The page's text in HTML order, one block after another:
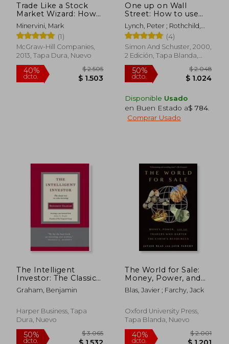
40%
dcto. $ 1.125
35%
dcto. $
50%
dcto.
15%
dcto.
Trade Like a Stock
Market Wizard: How
to Achieve Super
Performance in
Stocks in any Market
(en Inglés)
Minervini, Mark
(1)
McGraw-Hill Companies,
2013, Tapa Dura, Nuevo
One up on Wall
Street: How to use
What you Already
Know to Make Money
in the Market (en
Inglés)
Lynch, Peter ; Rothchild,
John
(4)
Simon And Schuster, 2000,
2 Edición, Tapa Blanda,
Nuevo
Disponible Usado
en Buen Estado a$ 784
Comprar Usado
The Intelligent
Investor: The Classic
Text on Value
Investing (en Inglés)
Graham, Benjamin
Harper Business, Tapa
Dura, Nuevo
The World for Sale:
Money, Power, and
the Traders who
Barter the
Resources (en Inglés)
Blas, Javier ; Farchy, Jack
Oxford University Press,
Tapa Blanda, Nuevo